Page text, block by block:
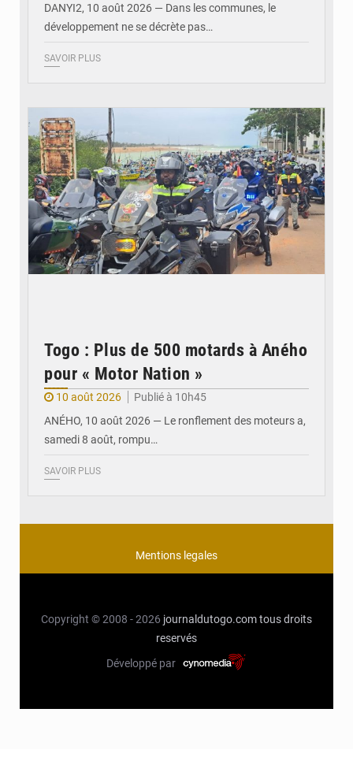
DANYI2, 10 août 2026 — Dans les communes, le
développement ne se décrète pas…
SAVOIR PLUS
Togo : Plus de 500 motards à Aného
pour « Motor Nation »
10 août 2026
Publié à 10h45
ANÉHO, 10 août 2026 — Le ronflement des moteurs a,
samedi 8 août, rompu…
SAVOIR PLUS
Mentions legales
Copyright © 2008 - 2026 journaldutogo.comtous droits
reservés
Développé par